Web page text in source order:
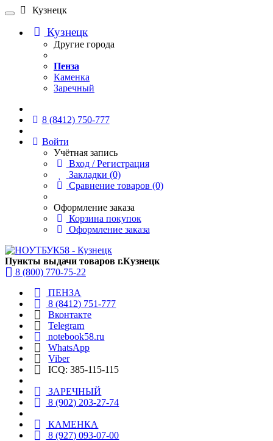
Кузнецк
Кузнецк
Другие города
Пенза
Каменка
Заречный
8 (8412) 750-777
Войти
Учётная запись
Вход / Регистрация
Закладки (0)
Сравнение товаров (0)
Оформление заказа
Корзина покупок
Оформление заказа
Пункты выдачи товаров г.Кузнецк
8 (800) 770-75-22
ПЕНЗА
8 (8412) 751-777
Вконтакте
Telegram
notebook58.ru
WhatsApp
Viber
ICQ: 385-115-115
ЗАРЕЧНЫЙ
8 (902) 203-27-74
КАМЕНКА
8 (927) 093-07-00